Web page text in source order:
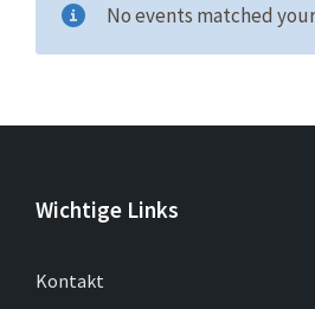
No events matched
Wichtige Links
Kontakt